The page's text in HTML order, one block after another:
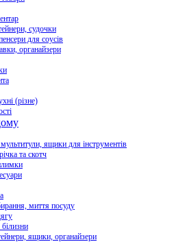
судочки
для соусів
органайзери
(різне)
ящики для інструментів
та скотч
миття посуду
ящики, органайзери